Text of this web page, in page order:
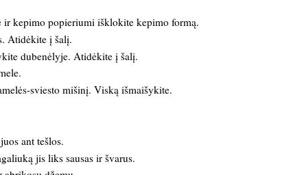
kepimo popieriumi išklokite kepimo formą.
Atidėkite į šalį.
dubenėlyje. Atidėkite į šalį.
sviesto mišinį. Viską išmaišykite.
ant tešlos.
jis liks sausas ir švarus.